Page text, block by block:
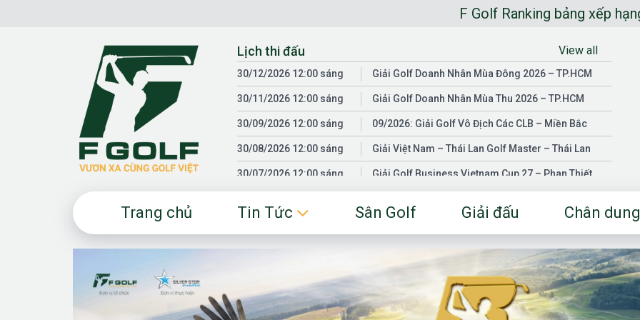
F Golf Ranking bảng xếp hạng golfer
Lịch thi đấu View all
30/12/2026 12:00 sáng Giải Golf Doanh Nhân Mùa Đông 2026 – TP.HCM
30/11/2026 12:00 sáng Giải Golf Doanh Nhân Mùa Thu 2026 – TP.HCM
30/09/2026 12:00 sáng 09/2026: Giải Golf Vô Địch Các CLB – Miền Bắc
30/08/2026 12:00 sáng Giải Việt Nam – Thái Lan Golf Master – Thái Lan
30/07/2026 12:00 sáng Giải Golf Business Vietnam Cup 27 – Phan Thiết
30/01/2026 12:00 sáng
Fgolf Open Championship – Tây Ninh
18/04/2025 12:00 sáng Golf Business Vietnam Cup 25
Trang chủ Tin Tức Sân Golf Giải đấu Chân